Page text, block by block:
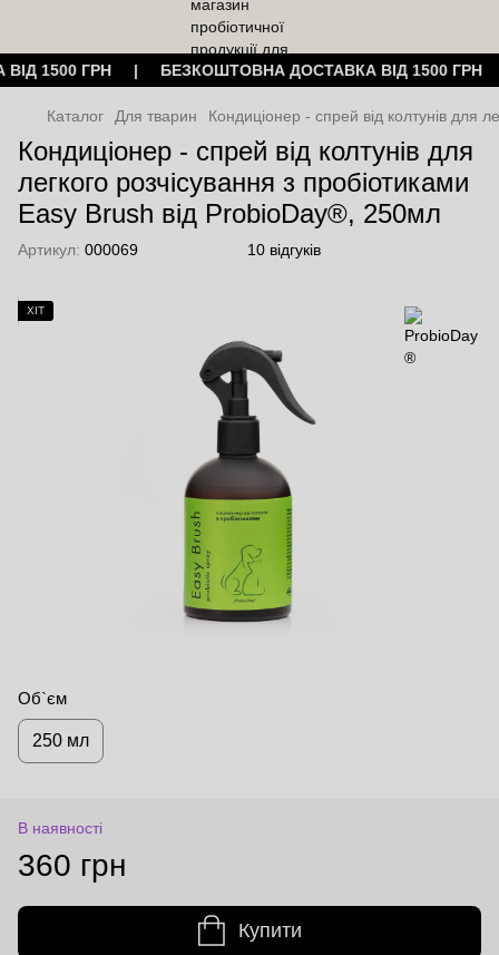
1500 ГРН | БЕЗКОШТОВНА ДОСТАВКА ВІД 1500
Каталог Для тварин Кондиціонер - спрей від колтунів для
Кондиціонер - спрей від колтунів для
легкого розчісування з пробіотиками
Easy Brush від ProbioDay®, 250мл
Артикул: 000069 10 відгуків
ХІТ
Об`єм
250 мл
В наявності
360 грн
Купити